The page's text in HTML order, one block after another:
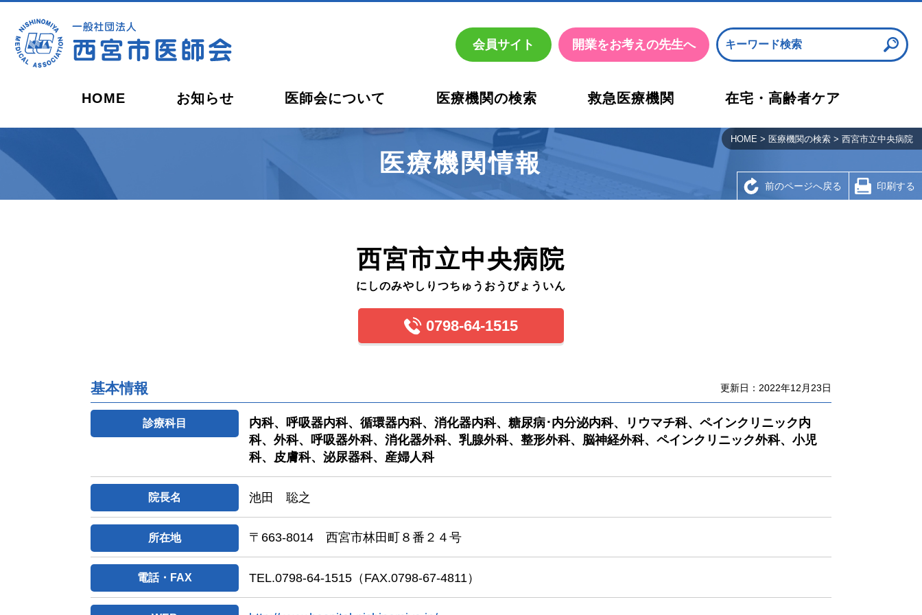
会員サイト
HOME お知らせ 医師会について
開業をお考えの先生方へ 活動内容 沿革・概要・アクセス
西宮健康開発センター 西宮市医師会診療所 健診部 西宮市医師会診療所 臨床検査部 西宮市医師会看護専門学校
医療機関の検索 救急医療機関
休日・夜間の救急当番 休日・夜間の医療機関名簿 西宮市応急診療所
在宅・高齢者ケア
開業をお考えの先生へ
HOME > 医療機関の検索 > 西宮市立中央病院
医療機関情報
前のページへ戻る 印刷する
西宮市立中央病院
にしのみやしりつちゅうおうびょういん
0798-64-1515
基本情報 更新日：2022年12月23日
診療科目
内科、呼吸器内科、循環器内科、消化器内科、糖尿病･内分泌内科、リウマチ科、ペインクリニック内
科、外科、呼吸器外科、消化器外科、乳腺外科、整形外科、脳神経外科、ペインクリニック外科、小児
科、皮膚科、泌尿器科、産婦人科
院長名 池田 聡之
所在地 〒663-8014 西宮市林田町８番２４号
電話・FAX TEL.0798-64-1515 （FAX.0798-67-4811）